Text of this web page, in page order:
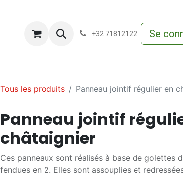
Conditions-generales-de-vente
+32 71812122 Se
Tous les produits Panneau jointif régulier en
Panneau jointif
châtaignier
Ces panneaux sont réalisés à base de golettes
fendues en 2. Elles sont assouplies et